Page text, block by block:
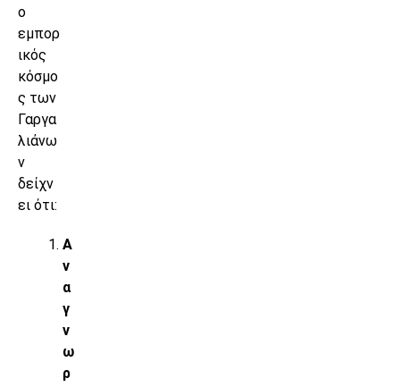
ο
εμπορ
ικός
κόσμο
ς των
Γαργα
λιάνω
ν
δείχν
ει ότι:
Α
ν
α
γ
ν
ω
ρ